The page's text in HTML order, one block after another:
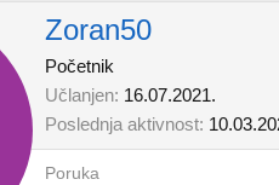
Zoran50
Početnik
Učlanjen 16.07.2021.
Poslednja aktivnost
Poruka